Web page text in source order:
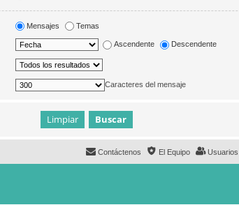
Mensajes Temas
Ascendente Descendente
Caracteres del mensaje
Usuarios
El Equipo
Contáctenos